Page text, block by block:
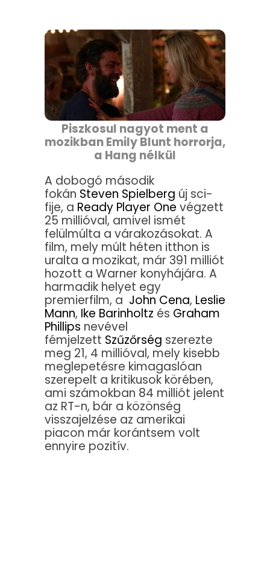
Piszkosul nagyot ment a
mozikban Emily Blunt horrorja,
a Hang nélkül
A dobogó második
fokán Steven Spielberg új sci-
fije, a Ready Player One végzett
25 millióval, amivel ismét
felülmúlta a várakozásokat. A
film, mely múlt héten itthon is
uralta a mozikat, már 391 milliót
hozott a Warner konyhájára. A
harmadik helyet egy
premierfilm, a John Cena, Leslie
Mann, Ike Barinholtz és Graham
Phillips nevével
fémjelzett Szűzőrség szerezte
meg 21, 4 millióval, mely kisebb
meglepetésre kimagaslóan
szerepelt a kritikusok körében,
ami számokban 84 milliót jelent
az RT-n, bár a közönség
visszajelzése az amerikai
piacon már korántsem volt
ennyire pozitív.